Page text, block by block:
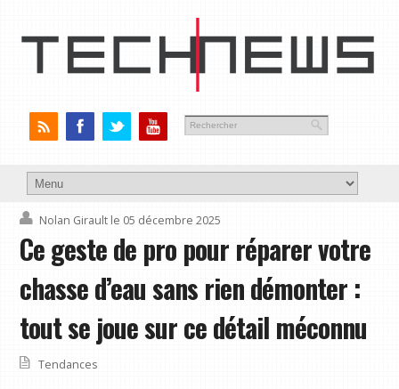
Nolan Girault le 05 décembre 2025
Ce geste de pro pour réparer votre
chasse d’eau sans rien démonter :
tout se joue sur ce détail méconnu
Tendances